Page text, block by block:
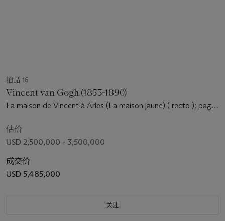
拍品 16
Vincent van Gogh (1853-1890)
La maison de Vincent à Arles (La maison jaune) ( recto ); page
估价
USD 2,500,000 - 3,500,000
成交价
USD 5,485,000
关注